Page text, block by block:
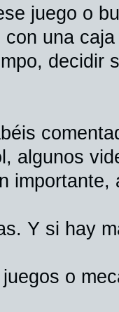
juego o
una
decidir
algunos
Y si hay
o